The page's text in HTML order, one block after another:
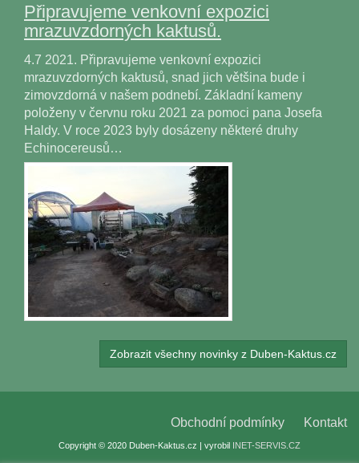
Připravujeme venkovní expozici
mrazuvzdorných kaktusů.
4.7 2021. Připravujeme venkovní expozici
mrazuvzdorných kaktusů, snad jich většina bude i
zimovzdorná v našem podnebí. Základní kameny
položeny v červnu roku 2021 za pomoci pana Josefa
Haldy. V roce 2023 byly dosázeny některé druhy
Echinocereusů…
Zobrazit všechny novinky z Duben-Kaktus.cz
Obchodní podmínky Kontakt
Copyright © 2020 Duben-Kaktus.cz | vyrobil INET-SERVIS.CZ